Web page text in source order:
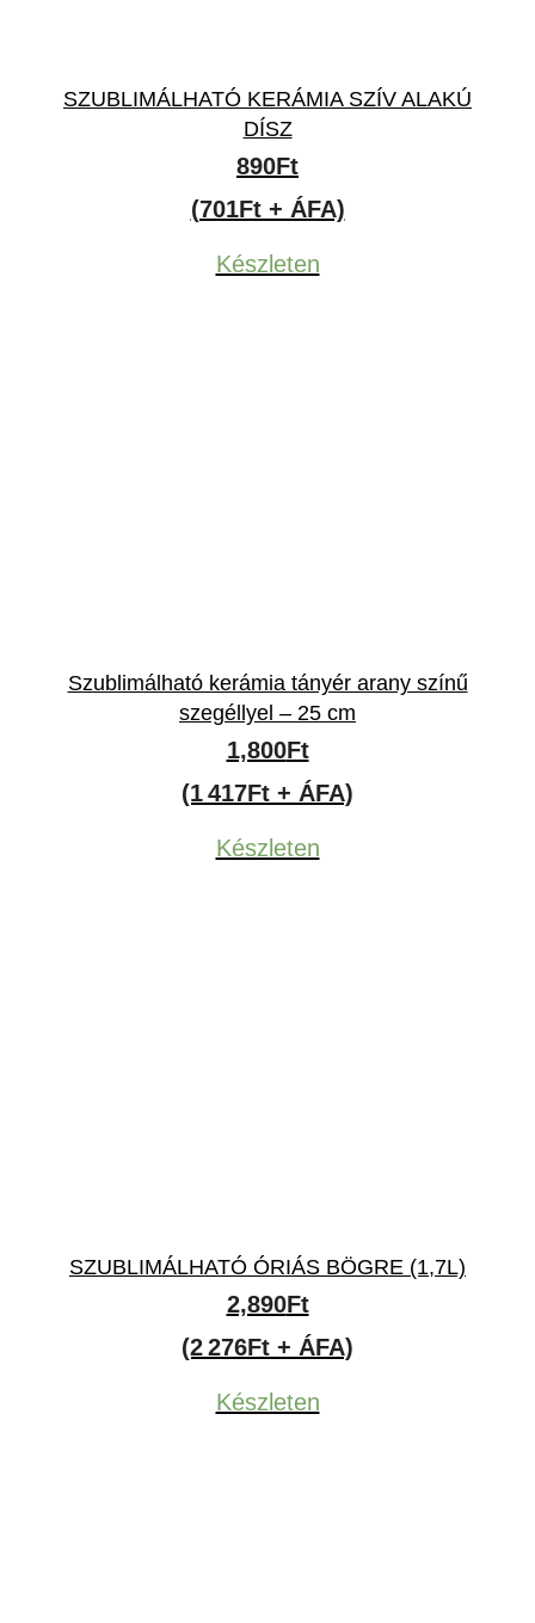
SZUBLIMÁLHATÓ KERÁMIA SZÍV ALAKÚ
DÍSZ
890Ft
(701Ft + ÁFA)
Készleten
Szublimálható kerámia tányér arany színű
szegéllyel – 25 cm
1,800Ft
(1 417Ft + ÁFA)
Készleten
SZUBLIMÁLHATÓ ÓRIÁS BÖGRE (1,7L)
2,890Ft
(2 276Ft + ÁFA)
Készleten